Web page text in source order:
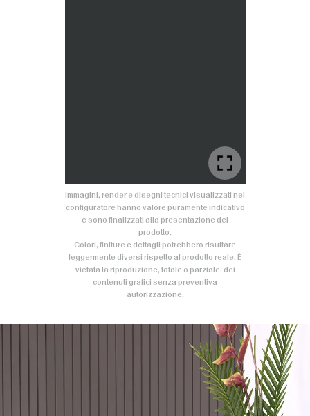
Immagini, render e disegni tecnici visualizzati nel
configuratore hanno valore puramente indicativo
e sono finalizzati alla presentazione del
prodotto.
Colori, finiture e dettagli potrebbero risultare
leggermente diversi rispetto al prodotto reale. È
vietata la riproduzione, totale o parziale, dei
contenuti grafici senza preventiva
autorizzazione.